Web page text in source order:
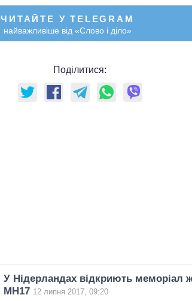
ЧИТАЙТЕ У TELEGRAM
найважливіше від «Слово і діло»
Поділитися:
У Нідерландах відкриють меморіал
MH17 12 липня 2017, 09:20